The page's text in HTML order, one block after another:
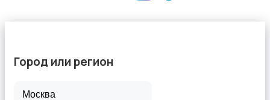
Штаны и шорты
Город или регион